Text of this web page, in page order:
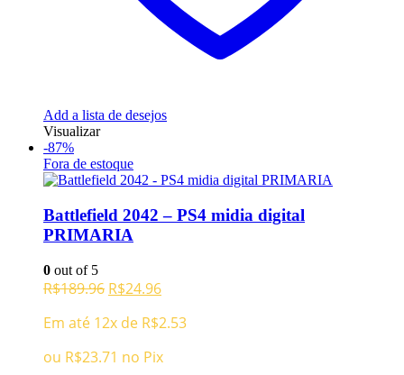
Add a lista de desejos
Visualizar
-87%
Fora de estoque
Battlefield 2042 – PS4 midia digital
PRIMARIA
0 out of 5
R$189.96 O
original
era:
R$189.96.
R$24.96O
atual
R$24.96.
Em até 12x de R$2.53
ou R$23.71 no Pix